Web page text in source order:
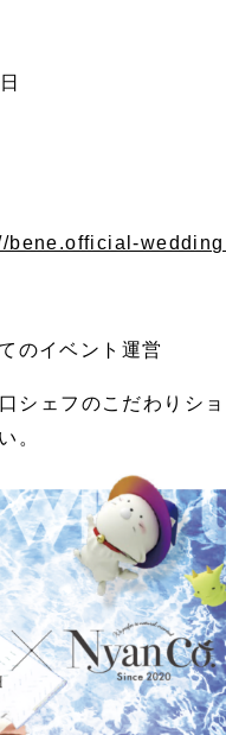
bene.official-
のイベント運営
シェフのこだわりシ
。